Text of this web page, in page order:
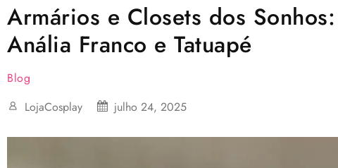
Armários e Closets dos
Anália Franco e Tatuapé
Blog
LojaCosplay
julho 24, 2025